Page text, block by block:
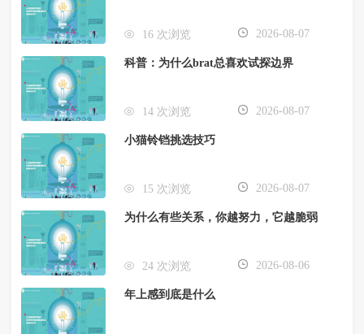
16 次浏览 2026-08-07
科普：为什么brat总喜欢试探边界
14 次浏览 2026-08-07
小猫铃铛挑选技巧
15 次浏览 2026-08-07
为什么有些关系，你越努力，它越脆弱
24 次浏览 2026-08-06
年上感到底是什么